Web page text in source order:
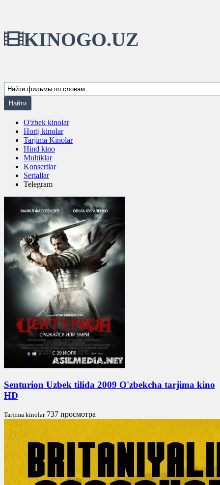
KINOGO.UZ
O'zbek kinolar
Horij kinolar
Tarjima Kinolar
Hind kino
Multiklar
Konsertlar
Seriallar
Telegram
Senturion Uzbek tilida 2009 O'zbekcha tarjima kino
HD
Tarjima kinolar 737 просмотра